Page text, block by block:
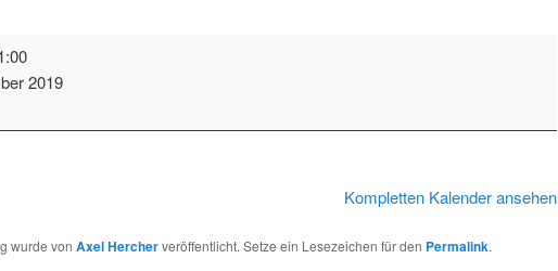
2019
Kompletten Kalender ansehen
wurde von Axel Hercherveröffentlicht. Setze ein Lesezeichen für den Permalink.